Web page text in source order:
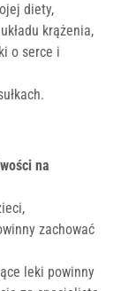
diety,
krążenia,
o serce i
na
zachować
leki powinny